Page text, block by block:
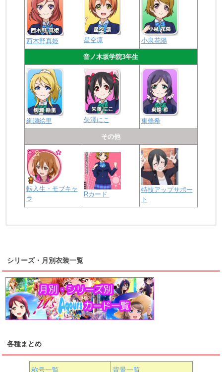
西木野真姫 星空凛 小泉花陽
音ノ木坂学院3年生
絢瀬絵里 矢澤にこ 東條希
その他
転入生・モブキャ
ラ
Rカード
特技アップサポー
ト
桜内梨子 高海千歌 渡辺曜
浦の星女学院1年生
津島善子 黒澤ルビィ
上原歩夢 宮下愛 優木せつ菜
虹ヶ咲学園1年生
中須かすみ 天王寺璃奈
シリーズ・月別衣装一覧
各種まとめ
称号一覧 背景一覧